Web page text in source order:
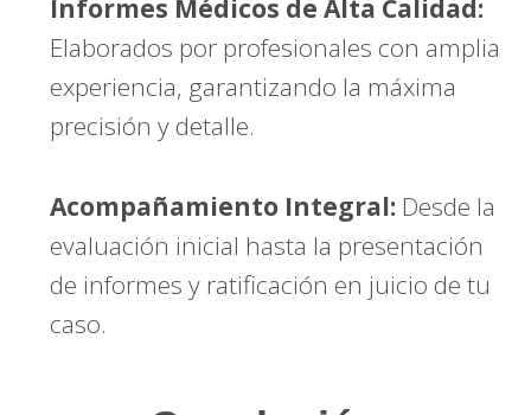
Informes Médicos de Alta Calidad:
Elaborados por profesionales con amplia
experiencia, garantizando la máxima
precisión y detalle.
Acompañamiento Integral: Desde la
evaluación inicial hasta la presentación
de informes y ratificación en juicio de tu
caso.